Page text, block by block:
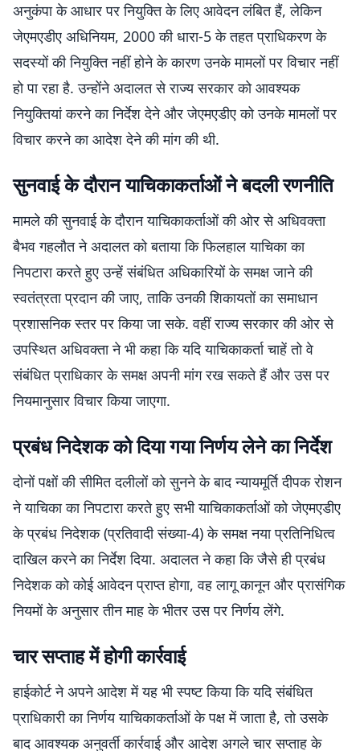
अनुकंपा के आधार पर नियुक्ति के लिए आवेदन लंबित हैं, लेकिन
जेएमएडीए अधिनियम, 2000 की धारा-5 के तहत प्राधिकरण के
सदस्यों की नियुक्ति नहीं होने के कारण उनके मामलों पर विचार नहीं
हो पा रहा है. उन्होंने अदालत से राज्य सरकार को आवश्यक
नियुक्तियां करने का निर्देश देने और जेएमएडीए को उनके मामलों पर
विचार करने का आदेश देने की मांग की थी.
सुनवाई के दौरान याचिकाकर्ताओं ने बदली रणनीति
मामले की सुनवाई के दौरान याचिकाकर्ताओं की ओर से अधिवक्ता
बैभव गहलौत ने अदालत को बताया कि फिलहाल याचिका का
निपटारा करते हुए उन्हें संबंधित अधिकारियों के समक्ष जाने की
स्वतंत्रता प्रदान की जाए, ताकि उनकी शिकायतों का समाधान
प्रशासनिक स्तर पर किया जा सके. वहीं राज्य सरकार की ओर से
उपस्थित अधिवक्ता ने भी कहा कि यदि याचिकाकर्ता चाहें तो वे
संबंधित प्राधिकार के समक्ष अपनी मांग रख सकते हैं और उस पर
नियमानुसार विचार किया जाएगा.
प्रबंध निदेशक को दिया गया निर्णय लेने का निर्देश
दोनों पक्षों की सीमित दलीलों को सुनने के बाद न्यायमूर्ति दीपक रोशन
ने याचिका का निपटारा करते हुए सभी याचिकाकर्ताओं को जेएमएडीए
के प्रबंध निदेशक (प्रतिवादी संख्या-4) के समक्ष नया प्रतिनिधित्व
दाखिल करने का निर्देश दिया. अदालत ने कहा कि जैसे ही प्रबंध
निदेशक को कोई आवेदन प्राप्त होगा, वह लागू कानून और प्रासंगिक
नियमों के अनुसार तीन माह के भीतर उस पर निर्णय लेंगे.
चार सप्ताह में होगी कार्रवाई
हाईकोर्ट ने अपने आदेश में यह भी स्पष्ट किया कि यदि संबंधित
प्राधिकारी का निर्णय याचिकाकर्ताओं के पक्ष में जाता है, तो उसके
बाद आवश्यक अनुवर्ती कार्रवाई और आदेश अगले चार सप्ताह के